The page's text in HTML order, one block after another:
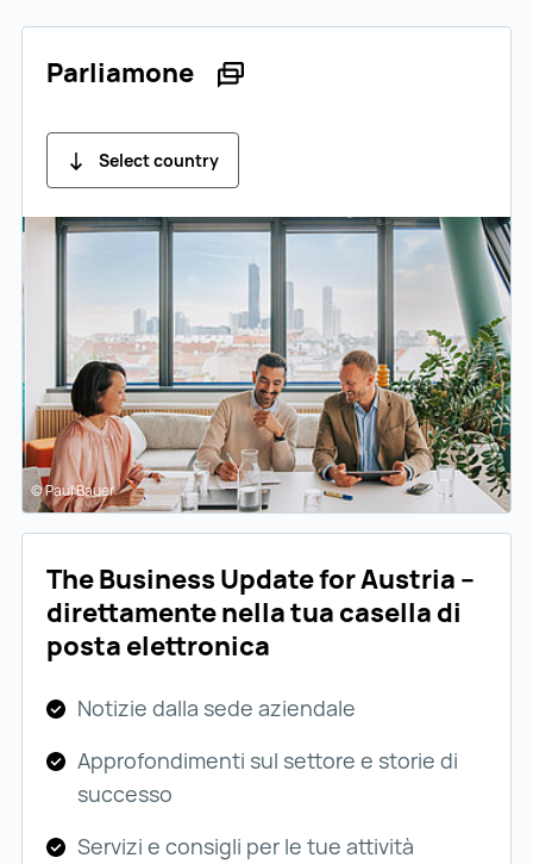
Parliamone
Select country
© Paul Bauer
The Business Update for Austria –
direttamente nella tua casella di
posta elettronica
Notizie dalla sede aziendale
Approfondimenti sul settore e storie di
successo
Servizi e consigli per le tue attività